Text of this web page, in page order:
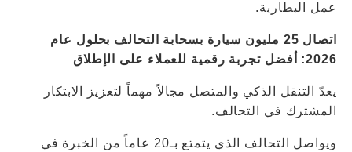
عمل البطارية.
اتصال 25 مليون سيارة بسحابة التحالف بحلول عام
2026: أفضل تجربة رقمية للعملاء على الإطلاق
يعدّ التنقل الذكي والمتصل مجالاً مهماً لتعزيز الابتكار
المشترك في التحالف.
ويواصل التحالف الذي يتمتع بـ20 عاماً من الخبرة في